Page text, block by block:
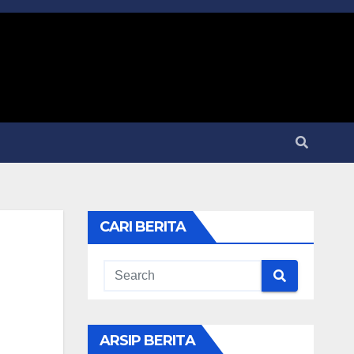
CARI BERITA
ARSIP BERITA